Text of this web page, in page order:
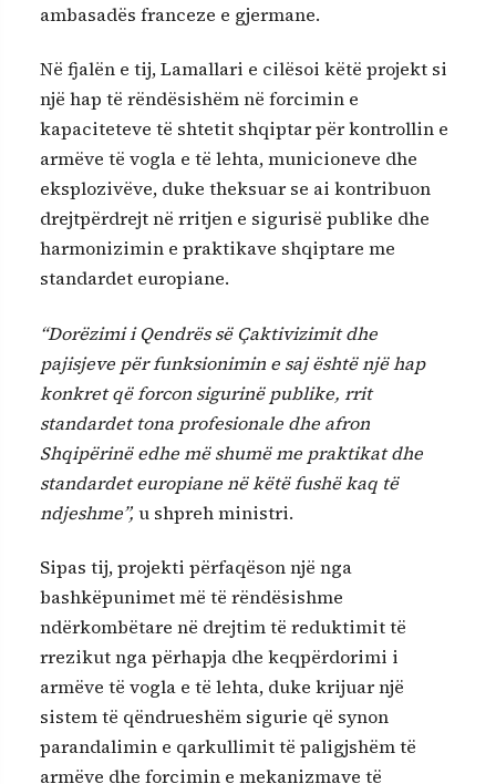
ambasadës franceze e gjermane.
Në fjalën e tij, Lamallari e cilësoi këtë projekt si
një hap të rëndësishëm në forcimin e
kapaciteteve të shtetit shqiptar për kontrollin e
armëve të vogla e të lehta, municioneve dhe
eksplozivëve, duke theksuar se ai kontribuon
drejtpërdrejt në rritjen e sigurisë publike dhe
harmonizimin e praktikave shqiptare me
standardet europiane.
“Dorëzimi i Qendrës së Çaktivizimit dhe
pajisjeve për funksionimin e saj është një hap
konkret që forcon sigurinë publike, rrit
standardet tona profesionale dhe afron
Shqipërinë edhe më shumë me praktikat dhe
standardet europiane në këtë fushë kaq të
ndjeshme”, u shpreh ministri.
Sipas tij, projekti përfaqëson një nga
bashkëpunimet më të rëndësishme
ndërkombëtare në drejtim të reduktimit të
rrezikut nga përhapja dhe keqpërdorimi i
armëve të vogla e të lehta, duke krijuar një
sistem të qëndrueshëm sigurie që synon
parandalimin e qarkullimit të paligjshëm të
armëve dhe forcimin e mekanizmave të